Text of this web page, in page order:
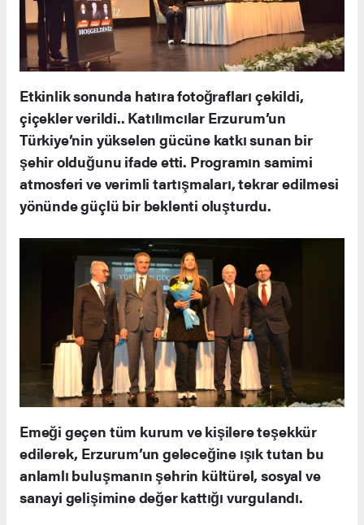
Etkinlik sonunda hatıra fotoğrafları çekildi,
çiçekler verildi.. Katılımcılar Erzurum’un
Türkiye’nin yükselen gücüne katkı sunan bir
şehir olduğunu ifade etti. Programın samimi
atmosferi ve verimli tartışmaları, tekrar edilmesi
yönünde güçlü bir beklenti oluşturdu.
Emeği geçen tüm kurum ve kişilere teşekkür
edilerek, Erzurum’un geleceğine ışık tutan bu
anlamlı buluşmanın şehrin kültürel, sosyal ve
sanayi gelişimine değer kattığı vurgulandı.